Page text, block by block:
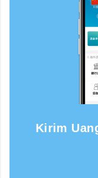
Kirim